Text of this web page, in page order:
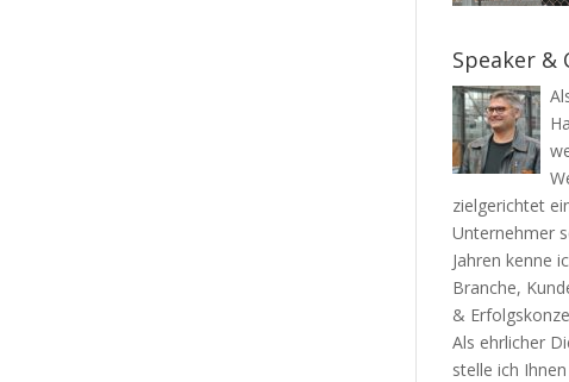
Speaker &
zielgerichtet
Unternehmer
Jahren kenne
Branche,
&
Als ehrlicher
stelle ich